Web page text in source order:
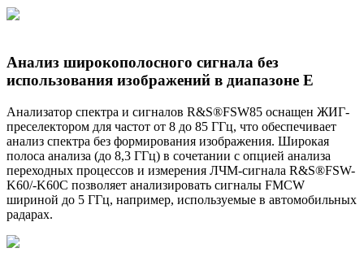
Анализ широкополосного сигнала без
использования изображений в диапазоне E
Анализатор спектра и сигналов R&S®FSW85 оснащен ЖИГ-
преселектором для частот от 8 до 85 ГГц, что обеспечивает
анализ спектра без формирования изображения. Широкая
полоса анализа (до 8,3 ГГц) в сочетании с опцией анализа
переходных процессов и измерения ЛЧМ-сигнала R&S®FSW-
K60/-K60C позволяет анализировать сигналы FMCW
шириной до 5 ГГц, например, используемые в автомобильных
радарах.